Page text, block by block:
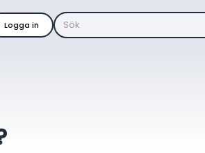
Logga in